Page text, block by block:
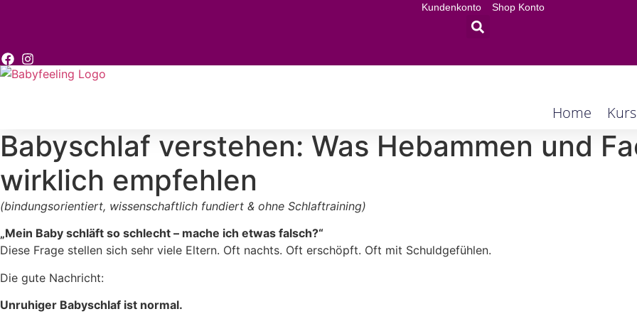
Kundenkonto Shop Konto
Home
Babyschlaf verstehen: Was Hebammen und
wirklich empfehlen
(bindungsorientiert, wissenschaftlich fundiert & ohne Schlaftraining)
„Mein Baby schläft so schlecht – mache ich etwas falsch?“
Diese Frage stellen sich sehr viele Eltern. Oft nachts. Oft erschöpft. Oft mit Schuldgefühlen.
Die gute Nachricht:
Unruhiger Babyschlaf ist normal.